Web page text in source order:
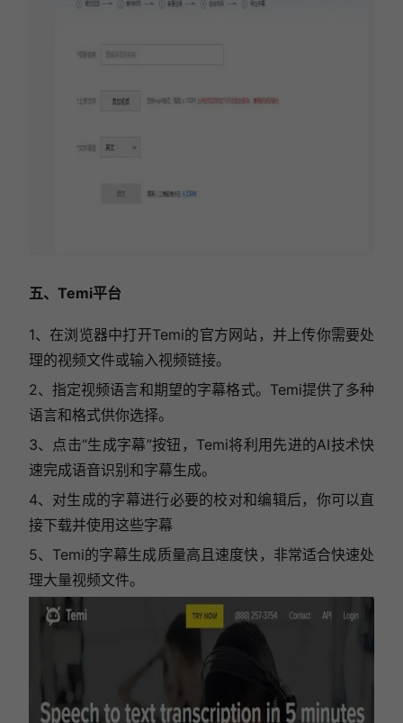
五、Temi平台
1、在浏览器中打开Temi的官方网站，并上传你需要处
理的视频文件或输入视频链接。
2、指定视频语言和期望的字幕格式。Temi提供了多种
语言和格式供你选择。
3、点击“生成字幕”按钮，Temi将利用先进的AI技术快
速完成语音识别和字幕生成。
4、对生成的字幕进行必要的校对和编辑后，你可以直
接下载并使用这些字幕
5、Temi的字幕生成质量高且速度快，非常适合快速处
理大量视频文件。